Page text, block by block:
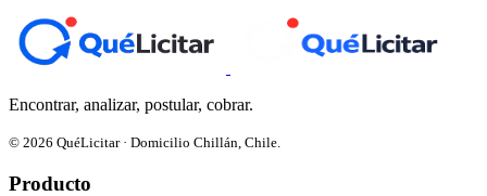
Encontrar, analizar, postular, cobrar.
© 2026 QuéLicitar · Domicilio Chillán, Chile.
Producto